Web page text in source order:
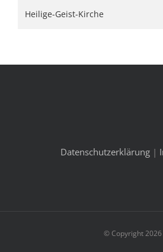
Heilige-Geist-Kirche
Datenschutzerklärung|
© Copyright 2026